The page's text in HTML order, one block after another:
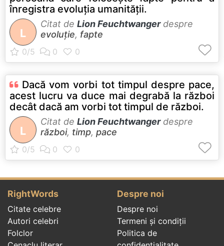
înregistra evoluţia umanităţii.
L
Citat de Lion Feuchtwangerdespre
evoluție, fapte
Dacă vom vorbi tot timpul despre pace,
acest lucru va duce mai degrabă la război
decât dacă am vorbi tot timpul de război.
L
Citat de Lion Feuchtwangerdespre
război, timp, pace
RightWords
Citate celebre
Autori celebri
Folclor
Despre noi
Despre noi
Termeni și condiții
Politica de